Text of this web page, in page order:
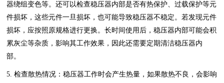
器绕组变色等。还可以检查稳压器内部是否有热保护、过载保护等元
件损坏，这些元件一旦损坏，也可能导致稳压器不稳定。若发现元件
损坏，应按照原规格进行更换。长时间使用后，稳压器内部可能会积
累灰尘等杂质，影响其工作效果，因此还需要定期清洁稳压器内
部。
5. 检查散热情况：稳压器工作时会产生热量，如果散热不良，会影响